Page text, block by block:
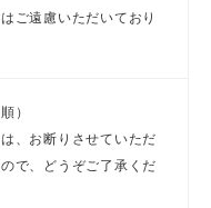
ご遠慮いただいており
）
、お断りさせていただ
で、どうぞご了承くだ